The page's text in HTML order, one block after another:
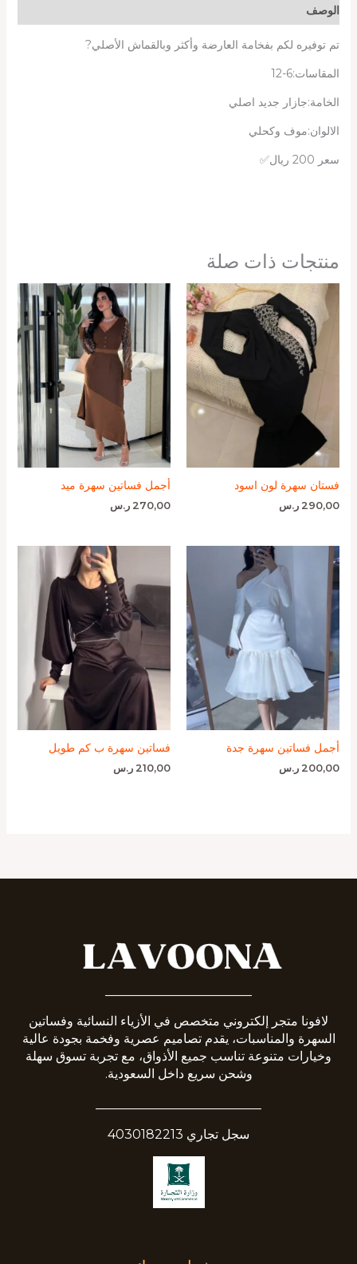
الوصف
تم توفيره لكم بفخامة العارضة وأكثر وبالقماش الأصلي?
المقاسات:6-12
الخامة:جازار جديد اصلي
الالوان:موف وكحلي
سعر 200 ريال✅
منتجات ذات صلة
فستان سهرة لون اسود
290,00 ر.س
أجمل فساتين سهرة ميد
270,00 ر.س
أجمل فساتين سهرة جدة
200,00 ر.س
فساتين سهرة ب كم طويل
210,00 ر.س
لافونا متجر إلكتروني متخصص في الأزياء النسائية وفساتين
السهرة والمناسبات، يقدم تصاميم عصرية وفخمة بجودة عالية
وخيارات متنوعة تناسب جميع الأذواق، مع تجربة تسوق سهلة
وشحن سريع داخل السعودية.
سجل تجاري 4030182213